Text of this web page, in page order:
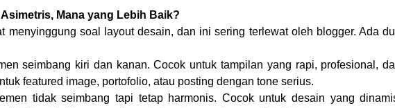
Mana yang Lebih Baik?
menyinggung soal layout desain, dan ini sering terlewat oleh blogger. Ada
seimbang kiri dan kanan. Cocok untuk tampilan yang rapi, profesional,
featured image, portofolio, atau posting dengan tone serius.
tidak seimbang tapi tetap harmonis. Cocok untuk desain yang